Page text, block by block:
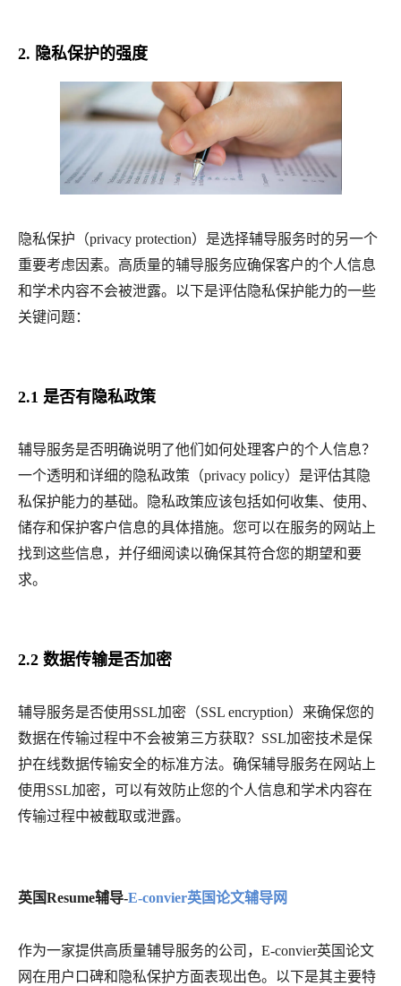
2. 隐私保护的强度
隐私保护（privacy protection）是选择辅导服务时的另一个
重要考虑因素。高质量的辅导服务应确保客户的个人信息
和学术内容不会被泄露。以下是评估隐私保护能力的一些
关键问题：
2.1 是否有隐私政策
辅导服务是否明确说明了他们如何处理客户的个人信息？
一个透明和详细的隐私政策（privacy policy）是评估其隐
私保护能力的基础。隐私政策应该包括如何收集、使用、
储存和保护客户信息的具体措施。您可以在服务的网站上
找到这些信息，并仔细阅读以确保其符合您的期望和要
求。
2.2 数据传输是否加密
辅导服务是否使用 SSL加密（SSL encryption）来确保您的
数据在传输过程中不会被第三方获取？SSL加密技术是保
护在线数据传输安全的标准方法。确保辅导服务在网站上
使用SSL加密，可以有效防止您的个人信息和学术内容在
传输过程中被截取或泄露。
英国Resume辅导-E-convier英国论文辅导网
作为一家提供高质量辅导服务的公司， E-convier英国论文
网在用户口碑和隐私保护方面表现出色。以下是其主要特